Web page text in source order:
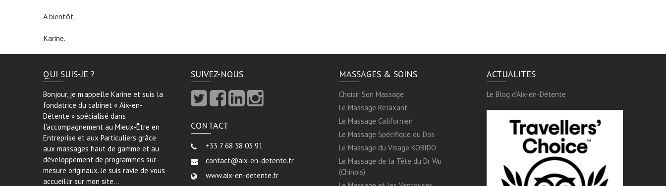
A bientôt,
Karine.
QUI SUIS-JE ?
Bonjour, je m’appelle Karine et suis la
fondatrice du cabinet « Aix-en-
Détente » spécialisé dans
l’accompagnement au Mieux-Être en
Entreprise et aux Particuliers grâce
aux massages haut de gamme et au
développement de programmes sur-
mesure originaux. Je suis ravie de vous
accueillir sur mon site…
SUIVEZ-NOUS
CONTACT
+33 7 68 38 03 91
contact@aix-en-detente.fr
www.aix-en-detente.fr
MASSAGES & SOINS
Choisir Son Massage
Le Massage Relaxant
Le Massage Californien
Le Massage Spécifique du Dos
Le Massage du Visage KOBIDO
Le Massage de la Tête du Dr Wu
(Chinois)
ACTUALITES
Le Blog d’Aix-en-Détente